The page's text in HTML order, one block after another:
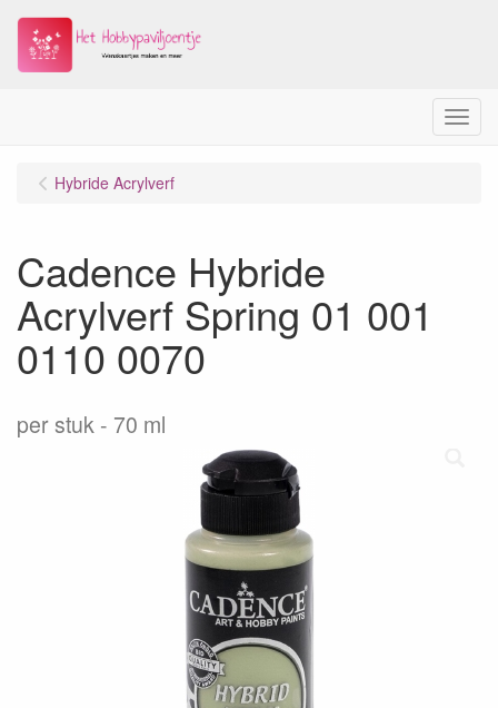
Menu
Hybride Acrylverf
Cadence Hybride
Acrylverf Spring 01 001
0110 0070
per stuk 70 ml